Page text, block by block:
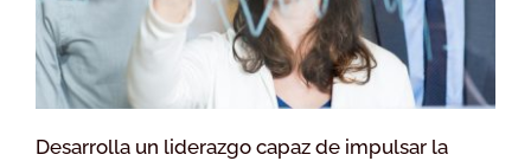
Desarrolla un liderazgo capaz de impulsar la